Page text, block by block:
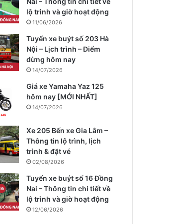
lộ trình và giờ hoạt động
11/06/2026
Tuyến xe buýt số 203 Hà
Nội – Lịch trình – Điểm
dừng hôm nay
14/07/2026
Giá xe Yamaha Yaz 125
hôm nay [MỚI NHẤT]
14/07/2026
Xe 205 Bến xe Gia Lâm –
Thông tin lộ trình, lịch
trình & đặt vé
02/08/2026
Tuyến xe buýt số 16 Đồng
Nai – Thông tin chi tiết về
lộ trình và giờ hoạt động
12/06/2026